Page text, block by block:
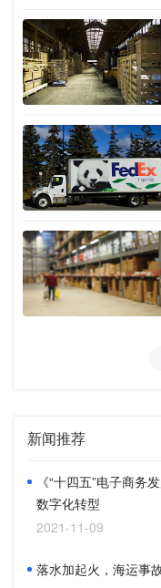
新闻推荐
《“十四五”电子商务
数字化转型
2021-11-09
落水加起火，海运事